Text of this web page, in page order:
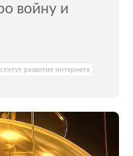
войну и
развития интернета